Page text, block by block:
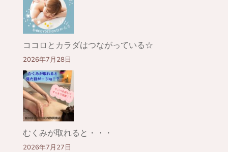
ココロとカラダはつながっている☆
2026年7月28日
むくみが取れると・・・
2026年7月27日